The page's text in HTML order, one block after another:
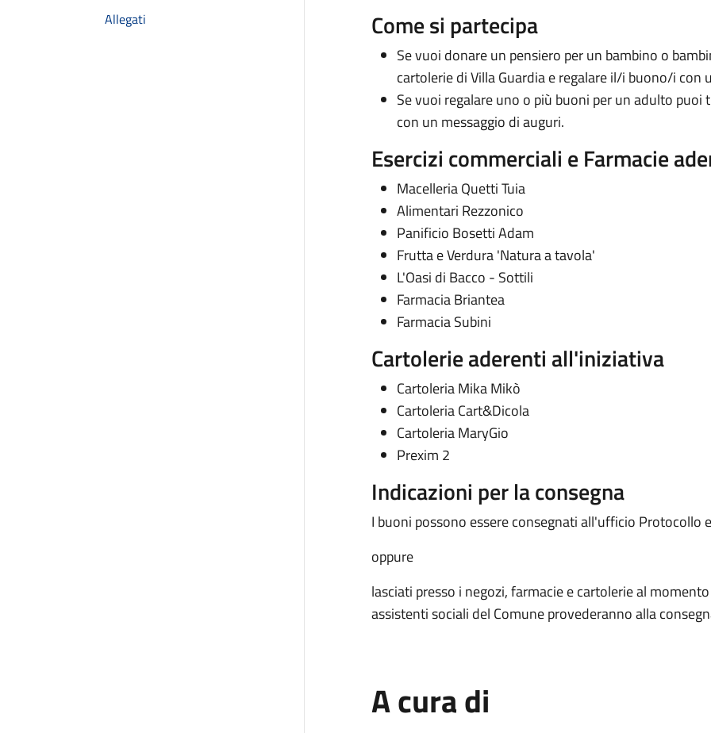
Allegati
Come si partecipa
Se vuoi donare un pensiero per un bambino o
cartolerie di Villa Guardia e regalare il/i buono/i con
Se vuoi regalare uno o più buoni per un adulto
con un messaggio di auguri.
Esercizi commerciali e Farmacie
Macelleria Quetti Tuia
Alimentari Rezzonico
Panificio Bosetti Adam
Frutta e Verdura 'Natura a tavola'
L'Oasi di Bacco - Sottili
Farmacia Briantea
Farmacia Subini
Cartolerie aderenti all'iniziativa
Cartoleria Mika Mikò
Cartoleria Cart&Dicola
Cartoleria MaryGio
Prexim 2
Indicazioni per la consegna
I buoni possono essere consegnati all'ufficio Protocollo
oppure
lasciati presso i negozi, farmacie e cartolerie al
assistenti sociali del Comune provederanno alla
A cura di